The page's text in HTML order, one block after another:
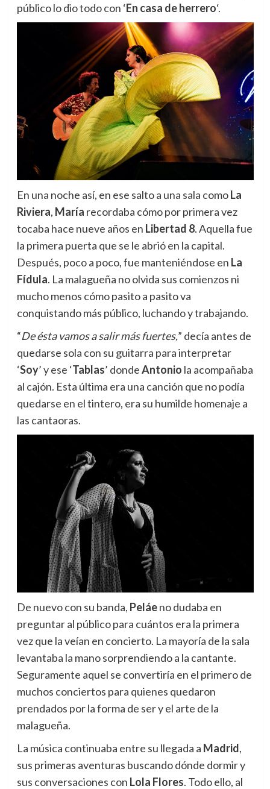
público lo dio todo con ‘En casa de herrero‘.
En una noche así, en ese salto a una sala comoLa
Riviera, María recordaba cómo por primera vez
tocaba hace nueve años en Libertad 8. Aquella fue
la primera puerta que se le abrió en la capital.
Después, poco a poco, fue manteniéndose en La
Fídula. La malagueña no olvida sus comienzos ni
mucho menos cómo pasito a pasito va
conquistando más público, luchando y trabajando.
“De ésta vamos a salir más fuertes,” decía antes de
quedarse sola con su guitarra para interpretar
‘Soy’ y ese ‘Tablas’ dondeAntonio la acompañaba
al cajón. Esta última era una canción que no podía
quedarse en el tintero, era su humilde homenaje a
las cantaoras.
De nuevo con su banda, Peláeno dudaba en
preguntar al público para cuántos era la primera
vez que la veían en concierto. La mayoría de la sala
levantaba la mano sorprendiendo a la cantante.
Seguramente aquel se convertiría en el primero de
muchos conciertos para quienes quedaron
prendados por la forma de ser y el arte de la
malagueña.
La música continuaba entre su llegada a Madrid,
sus primeras aventuras buscando dónde dormir y
sus conversaciones con Lola Flores. Todo ello, al